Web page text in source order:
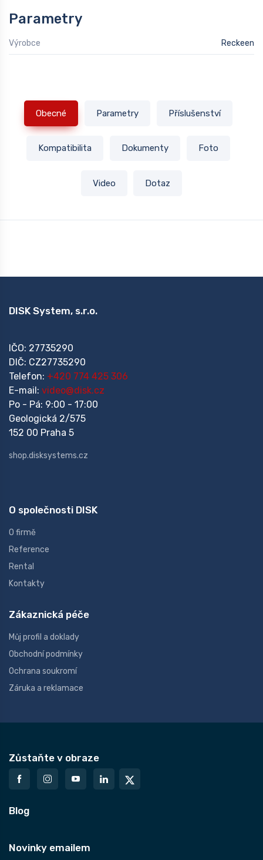
Parametry
Výrobce Reckeen
Obecné Parametry Příslušenství
Kompatibilita Dokumenty Foto
Video Dotaz
DISK System, s.r.o.
IČO: 27735290
DIČ: CZ27735290
Telefon: +420 774 425 306
E-mail: video@disk.cz
Po - Pá: 9:00 - 17:00
Geologická 2/575
152 00 Praha 5
shop.disksystems.cz
O společnosti DISK
O firmě
Reference
Rental
Kontakty
Zákaznická péče
Můj profil a doklady
Obchodní podmínky
Ochrana soukromí
Záruka a reklamace
Zůstaňte v obraze
Blog
Novinky emailem